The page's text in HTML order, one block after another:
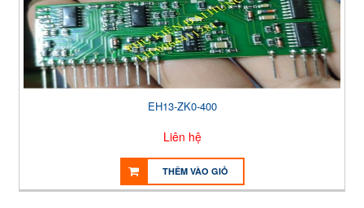
EH13-ZK0-400
Liên hệ
THÊM VÀO GIỎ